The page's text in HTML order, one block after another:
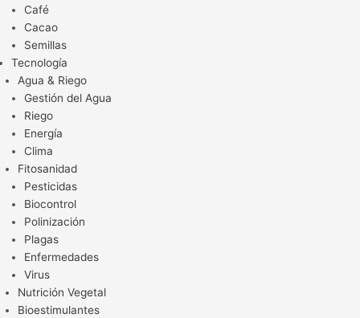
Café
Cacao
Semillas
Tecnología
Agua & Riego
Gestión del Agua
Riego
Energía
Clima
Fitosanidad
Pesticidas
Biocontrol
Polinización
Plagas
Enfermedades
Virus
Nutrición Vegetal
Bioestimulantes